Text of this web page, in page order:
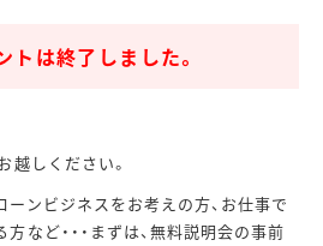
トは終了しました。
越しください。
ーンビジネスをお考えの方、お仕事で
など・・・まずは、無料説明会の事前